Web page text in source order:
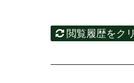
閲覧履歴をク